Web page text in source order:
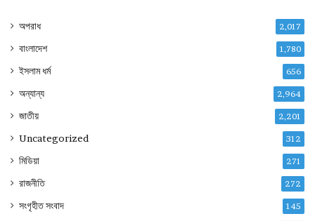
অপরাধ 2,017
বাংলাদেশ 1,780
ইসলাম ধর্ম 656
অন্যান্য 2,964
জাতীয় 2,201
Uncategorized 312
মিডিয়া 271
রাজনীতি 272
সংগৃহীত সংবাদ 145